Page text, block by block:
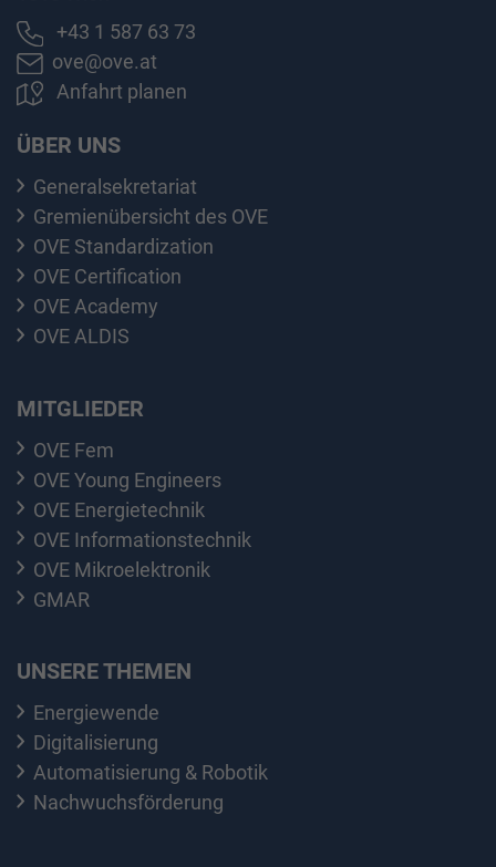
+43 1 587 63 73
ove@ove.at
Anfahrt planen
ÜBER UNS
Generalsekretariat
Gremienübersicht des OVE
OVE Standardization
OVE Certification
OVE Academy
OVE ALDIS
MITGLIEDER
OVE Fem
OVE Young Engineers
OVE Energietechnik
OVE Informationstechnik
OVE Mikroelektronik
GMAR
UNSERE THEMEN
Energiewende
Digitalisierung
Automatisierung & Robotik
Nachwuchsförderung